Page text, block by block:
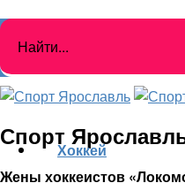
Спорт
Жены хоккеистов
Хоккей